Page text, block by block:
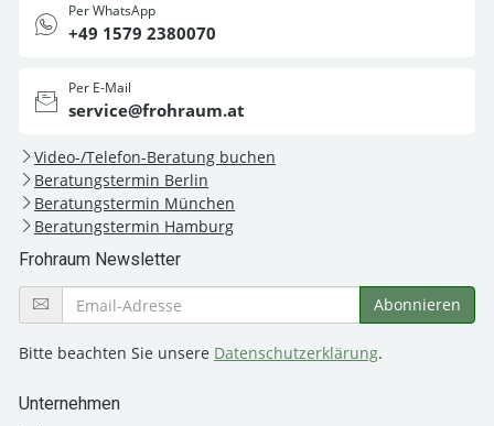
Per WhatsApp
+49 1579 2380070
Per E-Mail
service@frohraum.at
Video-/Telefon-Beratung buchen
Beratungstermin Berlin
Beratungstermin München
Beratungstermin Hamburg
Frohraum Newsletter
Bitte beachten Sie unsere Datenschutzerklärung.
Unternehmen